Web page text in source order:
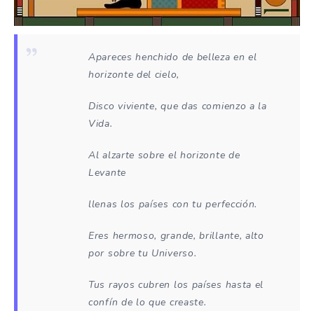
Apareces henchido de belleza en el
horizonte del cielo,
Disco viviente, que das comienzo a la
Vida.
Al alzarte sobre el horizonte de
Levante
llenas los países con tu perfección.
Eres hermoso, grande, brillante, alto
por sobre tu Universo.
Tus rayos cubren los países hasta el
confín de lo que creaste.